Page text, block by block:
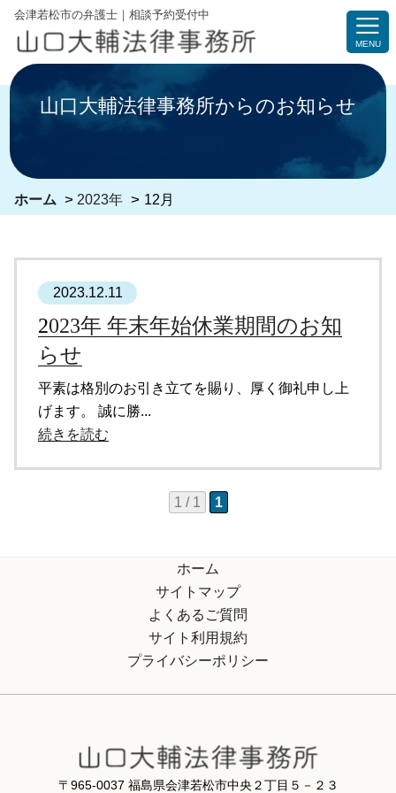
ン
ス
プ
会津若松市の弁護士｜相談予約受付中
MENU
山口大輔法律事務所からのお知らせ
ホーム > 2023年 > 12月
2023.12.11
2023年 年末年始休業期間のお知
らせ
平素は格別のお引き立てを賜り、厚く御礼申し上
げます。 誠に勝...
続きを読む
1 / 1 1
ホーム
サイトマップ
よくあるご質問
サイト利用規約
プライバシーポリシー
〒965-0037 福島県会津若松市中央２丁目５－２３